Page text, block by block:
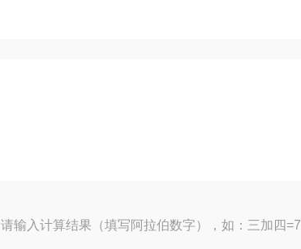
请输入计算结果（填写阿拉伯数字），如：三加四=7